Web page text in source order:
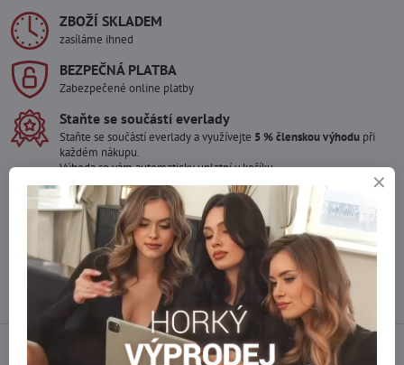
ZBOŽÍ SKLADEM
zasíláme ihned
BEZPEČNÁ PLATBA
Zabezpečené online platby
Staňte se součástí everlady
Staňte se součástí everlady a využívejte 5 % členskou výhodu při
každém nákupu.
Výhoda se vám automaticky uplatní v košíku.
Máte zájem o více kusů ?
Kontaktujte nás na mail, zboží pro Vás doskladníme!
info​@everlady​.eu
Popis